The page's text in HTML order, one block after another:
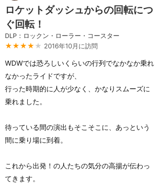
ロケットダッシュからの回転につ
ぐ回転！
DLP：ロックン・ローラー・コースター
★★★★ ★ 2016年10月に訪問
WDWでは恐ろしいくらいの行列でなかなか乗れ
なかったライドですが、
行った時期的に人が少なく、かなりスムーズに
乗れました。
待っている間の演出もそこそこに、あっという
間に乗り場に到着。
これから出発！の人たちの気分の高揚が伝わっ
てきます。